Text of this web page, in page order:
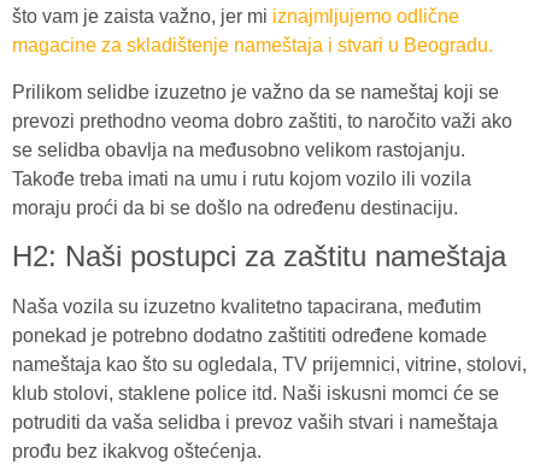
što vam je zaista važno, jer mi iznajmljujemo odlične
magacine za skladištenje nameštaja i stvari u Beogradu.
Prilikom selidbe izuzetno je važno da se nameštaj koji se
prevozi prethodno veoma dobro zaštiti, to naročito važi ako
se selidba obavlja na međusobno velikom rastojanju.
Takođe treba imati na umu i rutu kojom vozilo ili vozila
moraju proći da bi se došlo na određenu destinaciju.
H2: Naši postupci za zaštitu nameštaja
Naša vozila su izuzetno kvalitetno tapacirana, međutim
ponekad je potrebno dodatno zaštititi određene komade
nameštaja kao što su ogledala, TV prijemnici, vitrine, stolovi,
klub stolovi, staklene police itd. Naši iskusni momci će se
potruditi da vaša selidba i prevoz vaših stvari i nameštaja
prođu bez ikakvog oštećenja.